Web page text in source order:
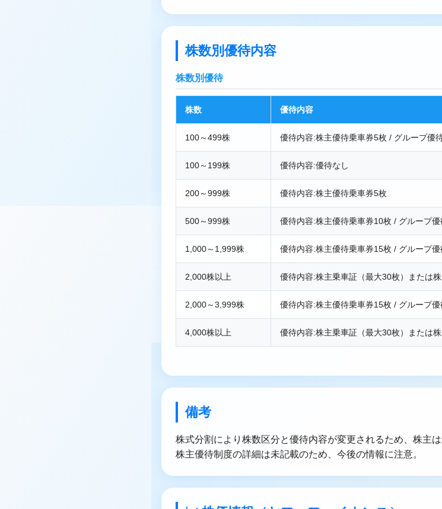
株数別優待内容
株数別優待
株数 優待内容
100～499株 優待内容:株主優待乗車券5枚 / グループ優
100～199株 優待内容:優待なし
200～999株 優待内容:株主優待乗車券5枚
500～999株 優待内容:株主優待乗車券10枚 / グループ
1,000～1,999株 優待内容:株主優待乗車券15枚 / グループ
2,000株以上 優待内容:株主乗車証（最大30枚）または
2,000～3,999株 優待内容:株主優待乗車券15枚 / グループ
4,000株以上 優待内容:株主乗車証（最大30枚）または
備考
株式分割により株数区分と優待内容が変更されるため、株主
株主優待制度の詳細は未記載のため、今後の情報に注意。